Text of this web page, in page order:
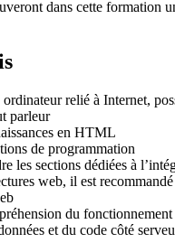
dans cette formation
relié à Internet,
parleur
en HTML
de programmation
les sections dédiées à
web, il est
du fonctionnement
et du code côté